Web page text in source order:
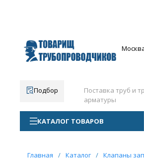
Подбор
Поставка труб и
арматуры
КАТАЛОГ ТОВАРОВ
Главная / Каталог / Клапаны